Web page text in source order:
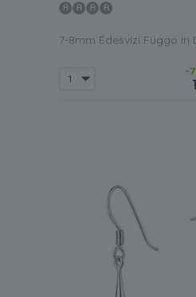
7-8mm Édesvízi Függo in
-